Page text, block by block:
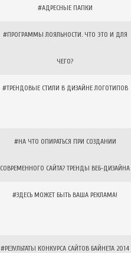
#АДРЕСНЫЕ ПАПКИ
#ПРОГРАММЫ ЛОЯЛЬНОСТИ. ЧТО ЭТО И ДЛЯ
ЧЕГО?
#ТРЕНДОВЫЕ СТИЛИ В ДИЗАЙНЕ ЛОГОТИПОВ
#НА ЧТО ОПИРАТЬСЯ ПРИ СОЗДАНИИ
СОВРЕМЕННОГО САЙТА? ТРЕНДЫ ВЕБ-ДИЗАЙНА
#ЗДЕСЬ МОЖЕТ БЫТЬ ВАША РЕКЛАМА!
#РЕЗУЛЬТАТЫ КОНКУРСА САЙТОВ БАЙНЕТА 2014